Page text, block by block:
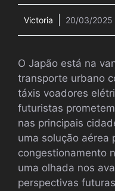
Victoria 20/03/2025
O Japão está na
transporte urbano
táxis voadores
futuristas
nas principais
uma solução aérea
congestionamento
uma olhada nos
perspectivas